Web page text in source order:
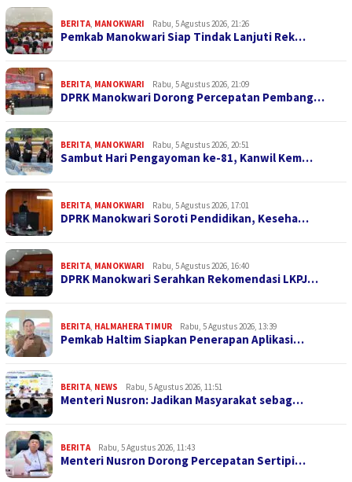
BERITA MANOKWARI Rabu, 5 Agustus 2026, 21:26
Pemkab Manokwari Siap Tindak Lanjuti Rek…
BERITA MANOKWARI Rabu, 5 Agustus 2026, 21:09
DPRK Manokwari Dorong Percepatan Pembang…
BERITA MANOKWARI Rabu, 5 Agustus 2026, 20:51
Sambut Hari Pengayoman ke-81, Kanwil Kem…
BERITA MANOKWARI Rabu, 5 Agustus 2026, 17:01
DPRK Manokwari Soroti Pendidikan, Keseha…
BERITA MANOKWARI Rabu, 5 Agustus 2026, 16:40
DPRK Manokwari Serahkan Rekomendasi LKPJ…
BERITA HALMAHERA TIMUR Rabu, 5 Agustus 2026, 13:39
Pemkab Haltim Siapkan Penerapan Aplikasi…
BERITA NEWS Rabu, 5 Agustus 2026, 11:51
Menteri Nusron: Jadikan Masyarakat sebag…
BERITA Rabu, 5 Agustus 2026, 11:43
Menteri Nusron Dorong Percepatan Sertipi…